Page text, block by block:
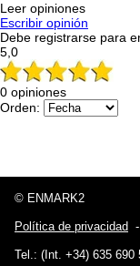
Leer opiniones
Escribir opinión
Debe registrarse para
5,0
0 opiniones
Orden:
© ENMARK2
Política de privacidad -
Tel.: (Int. +34) 635 690